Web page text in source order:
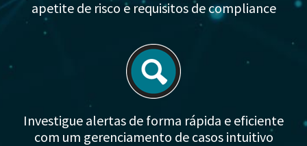
apetite de risco e requisitos de compliance
Investigue alertas de forma rápida e eficiente
com um gerenciamento de casos intuitivo